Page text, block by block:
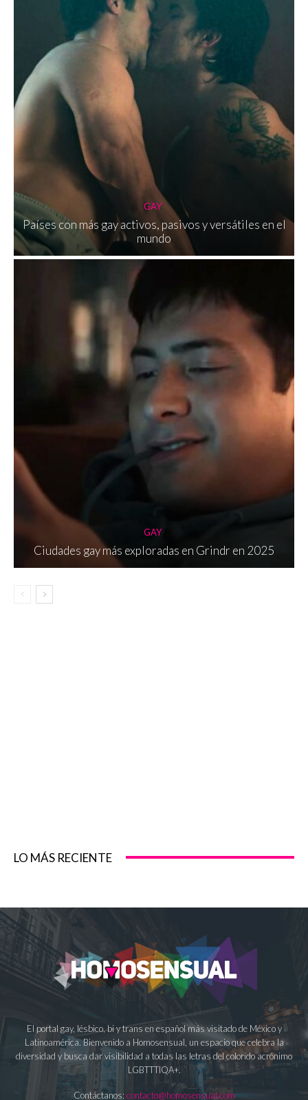
GAY
Países con más gay activos, pasivos y versátiles en el
mundo
GAY
Ciudades gay más exploradas en Grindr en 2025
LO MÁS RECIENTE
El portal gay, lésbico, bi y trans en español más visitado de México y
Latinoamérica. Bienvenido a Homosensual, un espacio que celebra la
diversidad y busca dar visibilidad a todas las letras del colorido acrónimo
LGBTTTIQA+.
Contáctanos: contacto@homosensual.com